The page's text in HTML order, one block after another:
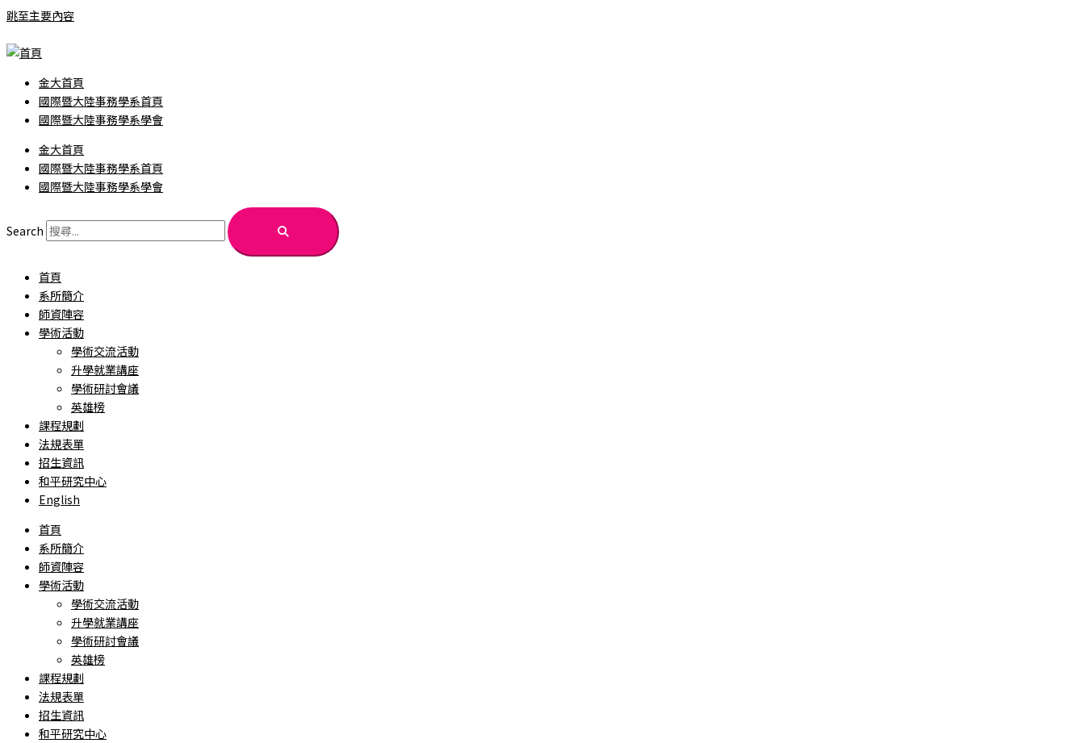
跳至主要內容
金大首頁
國際暨大陸事務學系首頁
國際暨大陸事務學系學會
金大首頁
國際暨大陸事務學系首頁
國際暨大陸事務學系學會
Search
首頁
系所簡介
師資陣容
學術活動
學術交流活動
升學就業講座
學術研討會議
英雄榜
課程規劃
法規表單
招生資訊
和平研究中心
English
首頁
系所簡介
師資陣容
學術活動
學術交流活動
升學就業講座
學術研討會議
英雄榜
課程規劃
法規表單
招生資訊
和平研究中心